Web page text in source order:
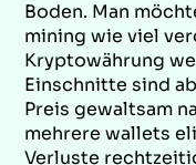
Boden. Man
mining wie viel
Kryptowährung
Einschnitte sind
Preis gewaltsam
mehrere wallets
Verluste